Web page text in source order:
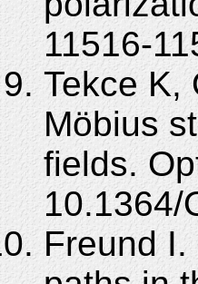
11516-
Tekce K,
Möbius
fields.
10.1364/
Freund